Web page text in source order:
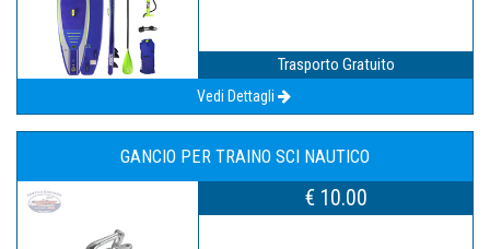
Vedi Dettagli
Trasporto Gratuito
GANCIO PER TRAINO SCI NAUTICO
€ 10.00